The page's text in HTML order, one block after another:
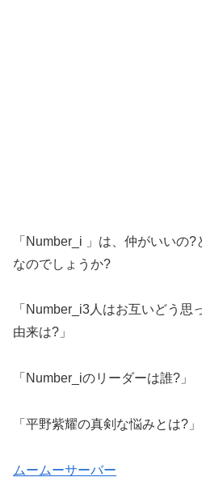
「Number_i 」は、仲がいいの
なのでしょうか?
「Number_i3人はお互いどう
由来は?」
「Number_iのリーダーは誰?」
「平野紫耀の真剣な悩みとは?
ムームーサーバー